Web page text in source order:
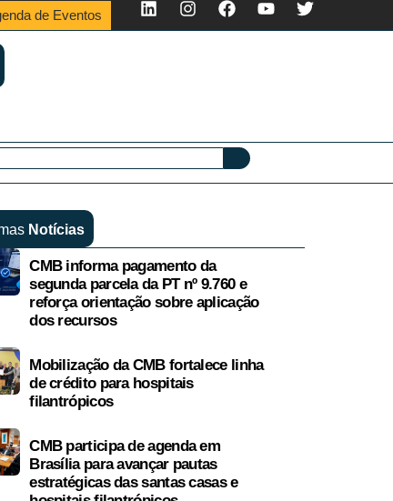
de Eventos
Notícias
CMB informa pagamento da
segunda parcela da PT nº 9.760 e
reforça orientação sobre aplicação
dos recursos
Mobilização da CMB fortalece linha
de crédito para hospitais
filantrópicos
CMB participa de agenda em
Brasília para avançar pautas
estratégicas das santas casas e